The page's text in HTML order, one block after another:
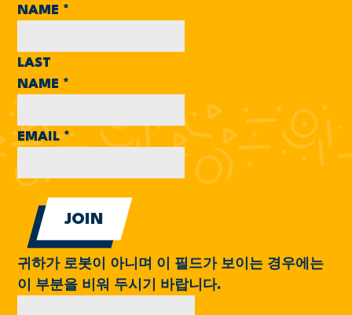
NAME *
LAST
NAME *
EMAIL*
귀하가 로봇이 아니며 이 필드가 보이는 경우에는
이 부분을 비워 두시기 바랍니다.